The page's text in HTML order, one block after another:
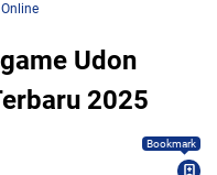
Udon
2025
Bookmark